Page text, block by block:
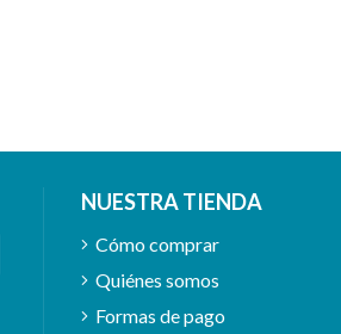
NUESTRA TIENDA
Cómo comprar
Quiénes somos
Formas de pago